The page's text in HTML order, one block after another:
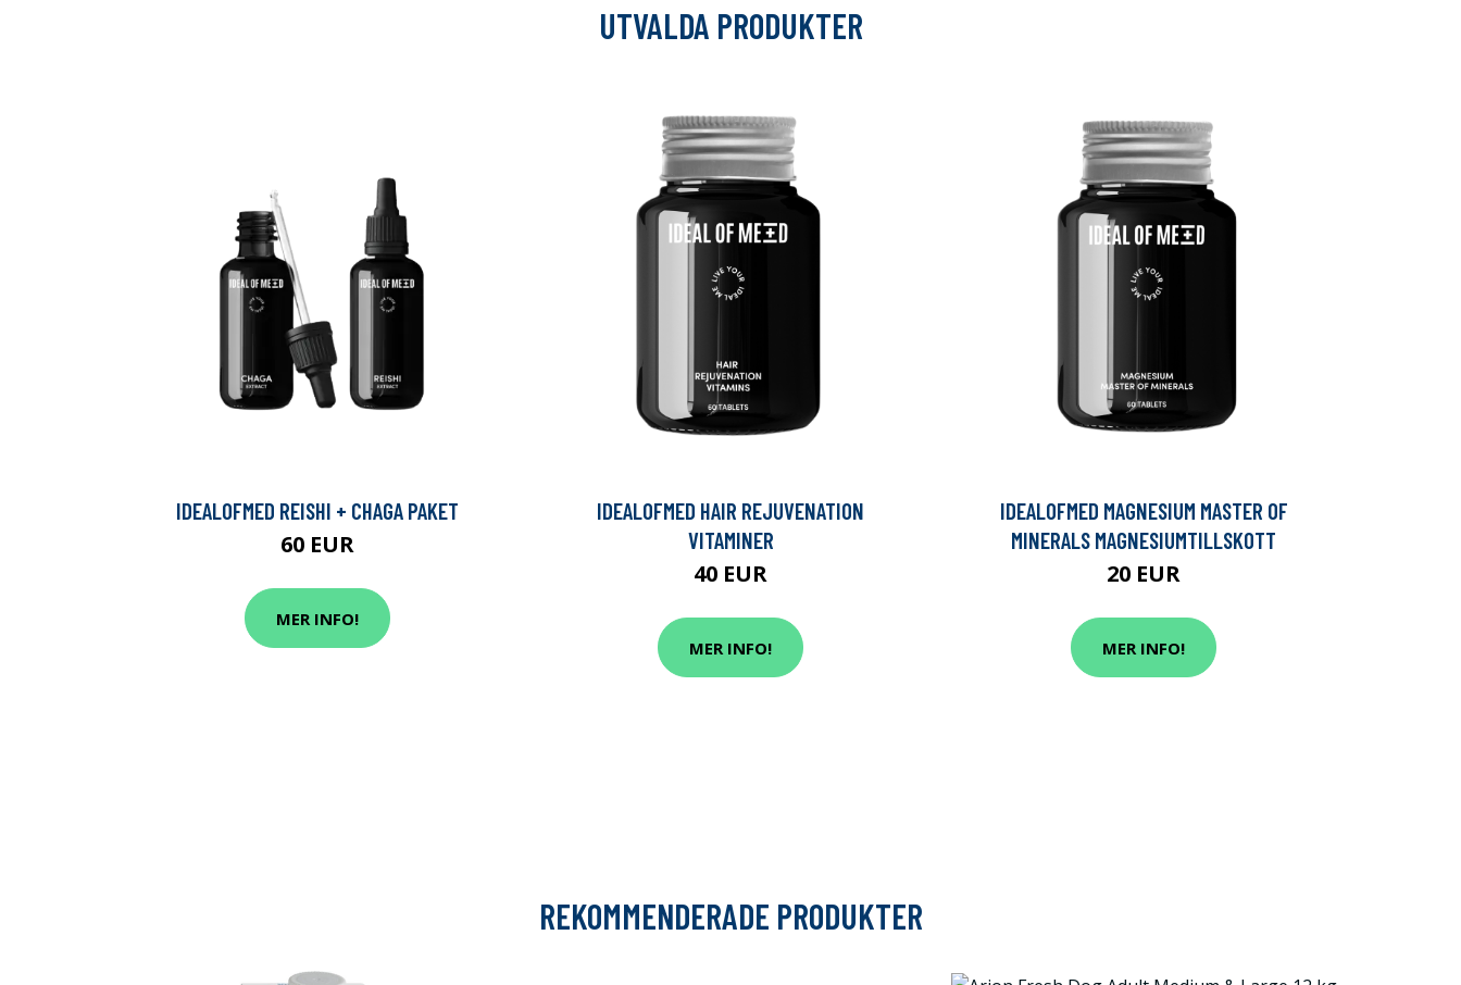
UTVALDA PRODUKTER
IDEALOFMED REISHI + CHAGA PAKET
60 EUR
MER INFO!
IDEALOFMED HAIR REJUVENATION
VITAMINER
40 EUR
MER INFO!
IDEALOFMED MAGNESIUM MASTER OF
MINERALS MAGNESIUMTILLSKOTT
20 EUR
MER INFO!
REKOMMENDERADE PRODUKTER